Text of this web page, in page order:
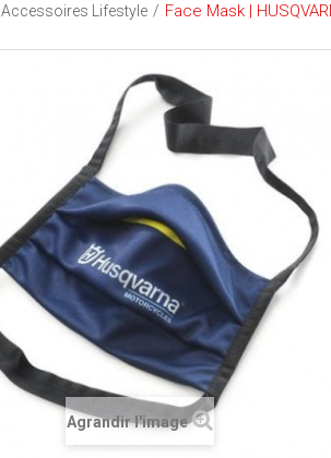
Accessoires Lifestyle / Face Mask |
Agrandir l'image